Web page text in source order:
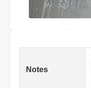
Notes